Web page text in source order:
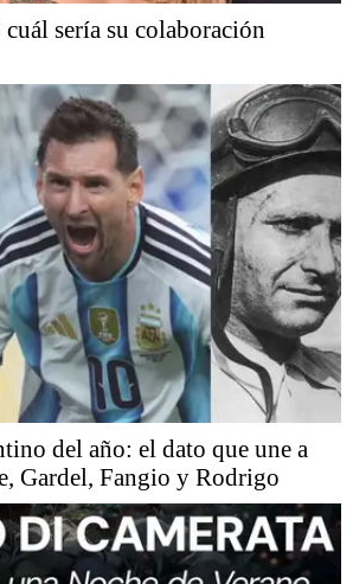
sería su colaboración
del año: el dato que une a
Gardel, Fangio y Rodrigo